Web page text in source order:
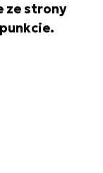
ze strony